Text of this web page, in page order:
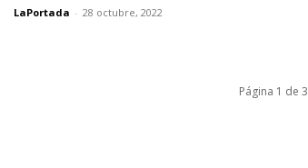
LaPortada - 28 octubre, 2022
Página 1 de 3